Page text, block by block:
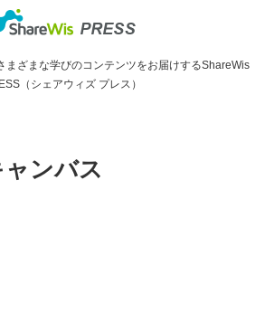
まざまな学びのコンテンツをお届けするShareWis
（シェアウィズ プレス）
ャンバス